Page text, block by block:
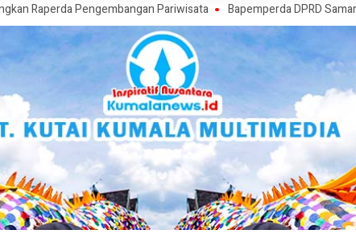
Pengembangan Pariwisata Bapemperda DPRD Samarinda